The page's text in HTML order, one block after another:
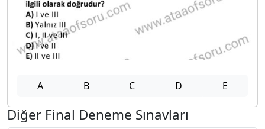
A B C D E
Diğer Final Deneme Sınavları